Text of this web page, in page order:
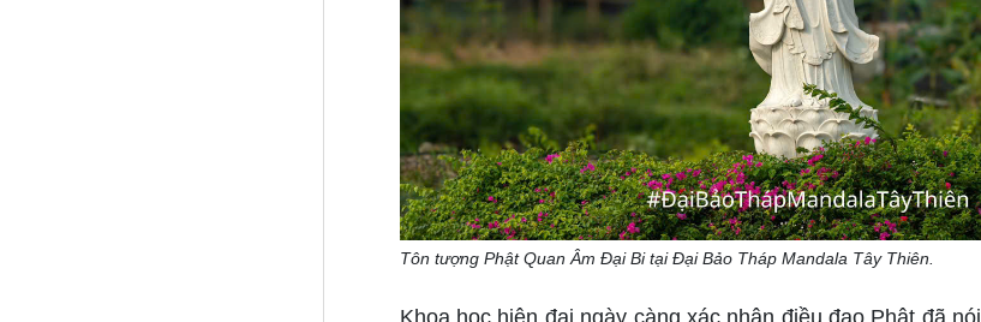
Tôn tượng Phật Quan Âm Đại Bi tại Đại Bảo Tháp Mandala Tây Thiên.